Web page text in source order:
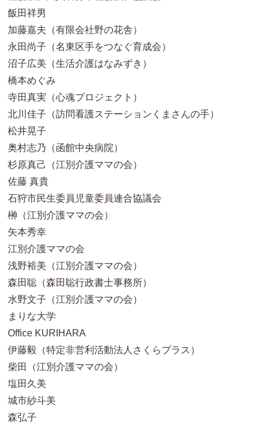
飯田祥男
加藤嘉夫（有限会社野の花舎）
永田尚子（名東区手をつなぐ育成会）
沼子広美（生活介護はなみずき）
橋本めぐみ
寺田真実（心魂プロジェクト）
北川佳子（訪問看護ステーションくまさんの手）
松井晃子
奥村志乃（函館中央病院）
杉原真己（江別介護ママの会）
佐藤 真貴
石狩市民生委員児童委員連合協議会
榊（江別介護ママの会）
矢本秀幸
江別介護ママの会
浅野裕美（江別介護ママの会）
森田聡（森田聡行政書士事務所）
水野文子（江別介護ママの会）
まりな大学
Office KURIHARA
伊藤毅（特定非営利活動法人さくらプラス）
柴田（江別介護ママの会）
塩田久美
城市紗斗美
森弘子